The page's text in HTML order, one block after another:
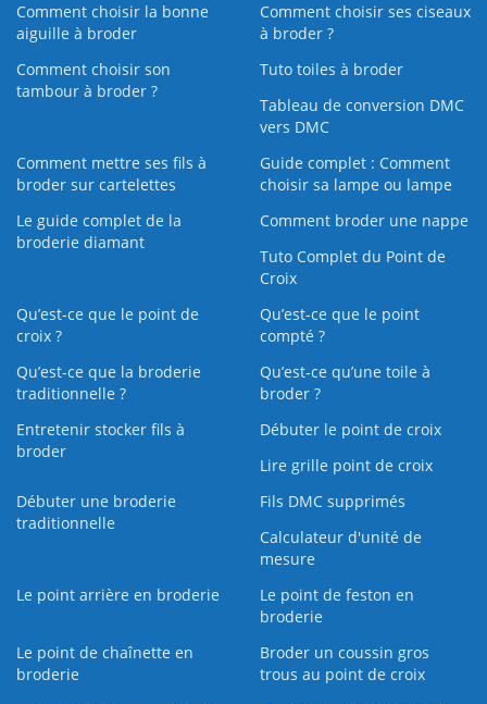
Comment choisir la bonne
aiguille à broder
Comment choisir ses ciseaux
à broder ?
Comment choisir son
tambour à broder ?
Tuto toiles à broder
Tableau de conversion DMC
vers DMC
Comment mettre ses fils à
broder sur cartelettes
Guide complet : Comment
choisir sa lampe ou lampe
Le guide complet de la
broderie diamant
Comment broder une nappe
Tuto Complet du Point de
Croix
Qu’est-ce que le point de
croix ?
Qu’est-ce que le point
compté ?
Qu’est-ce que la broderie
traditionnelle ?
Qu’est‑ce qu’une toile à
broder ?
Entretenir stocker fils à
broder
Débuter le point de croix
Lire grille point de croix
Débuter une broderie
traditionnelle
Fils DMC supprimés
Calculateur d'unité de
mesure
Le point arrière en broderie
Le point de feston en
broderie
Le point de chaînette en
broderie
Broder un coussin gros
trous au point de croix